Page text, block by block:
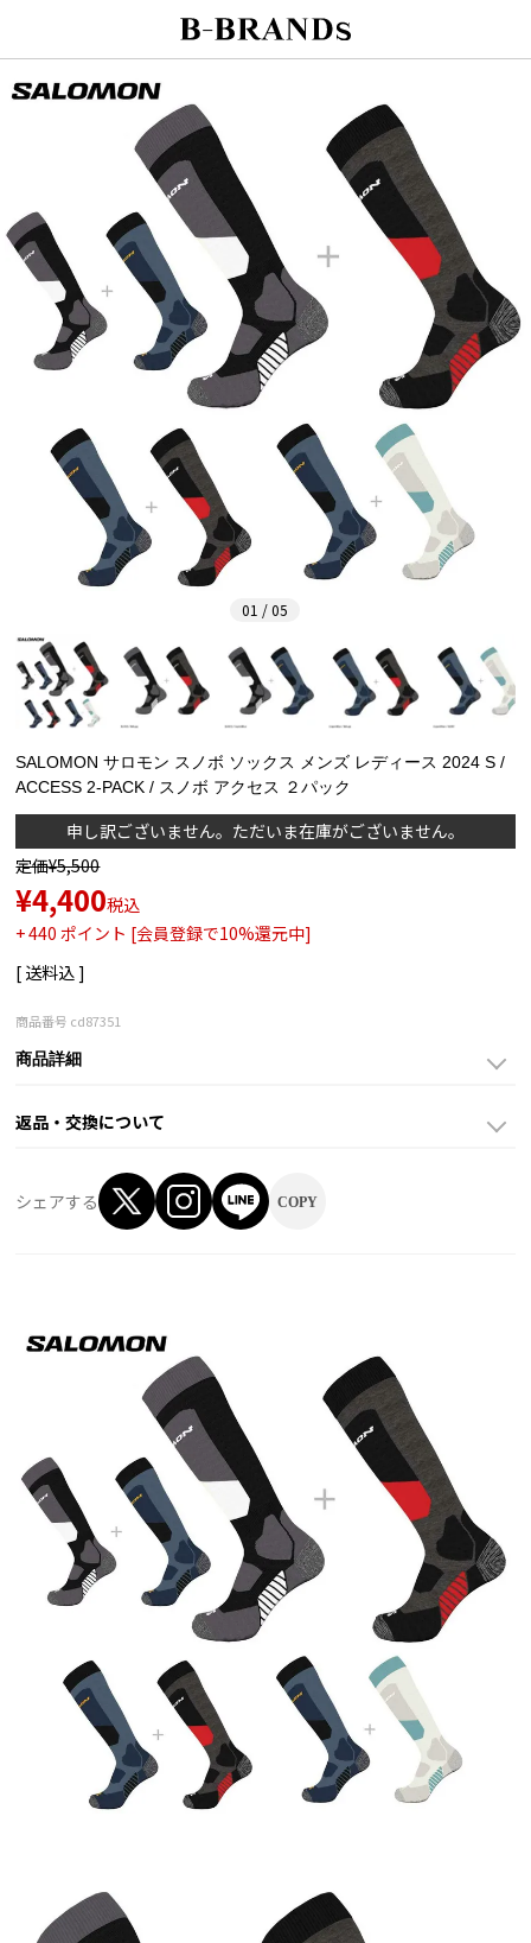
01 / 05
SALOMON サロモン スノボ ソックス メンズ レディース 2024 S /
ACCESS 2-PACK / スノボ アクセス ２パック
申し訳ございません。ただいま在庫がございません。
定価¥5,500
¥4,400税込
+440 ポイント [会員登録で10%還元中]
送料込
商品番号 cd87351
商品詳細
返品・交換について
シェアする